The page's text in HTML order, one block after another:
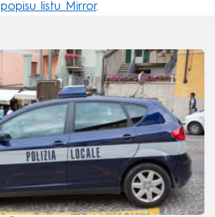
popisu listu Mirror.